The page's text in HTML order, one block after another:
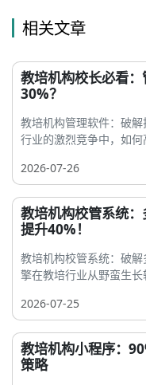
相关文章
教培机构校长必看
30%？
教培机构管理软件：破
行业的激烈竞争中，如
2026-07-26
教培机构校管系统
提升40%！
教培机构校管系统：破
擎在教培行业从野蛮生
2026-07-25
教培机构小程序：
策略